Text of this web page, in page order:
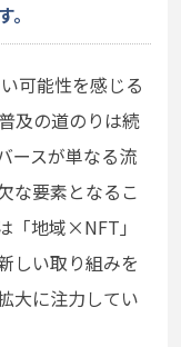
可能性を感じる
及の道のりは続
ースが単なる流
な要素となるこ
「地域×NFT」
しい取り組みを
大に注力してい